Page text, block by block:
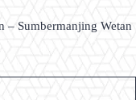
– Sumbermanjing Wetan